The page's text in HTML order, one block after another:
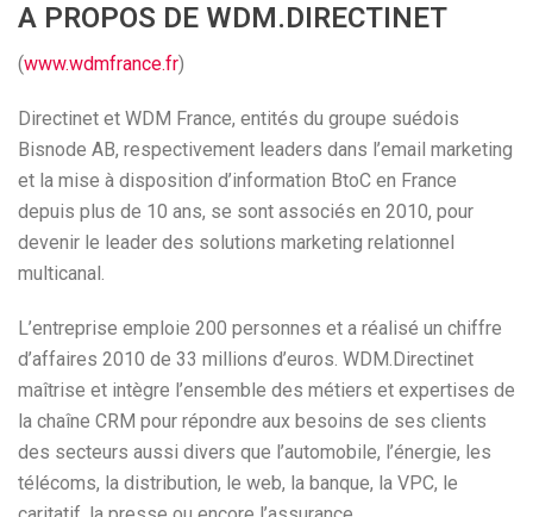
A PROPOS DE WDM.DIRECTINET
(www.wdmfrance.fr)
Directinet et WDM France, entités du groupe suédois
Bisnode AB, respectivement leaders dans l’email marketing
et la mise à disposition d’information BtoC en France
depuis plus de 10 ans, se sont associés en 2010, pour
devenir le leader des solutions marketing relationnel
multicanal.
L’entreprise emploie 200 personnes et a réalisé un chiffre
d’affaires 2010 de 33 millions d’euros. WDM.Directinet
maîtrise et intègre l’ensemble des métiers et expertises de
la chaîne CRM pour répondre aux besoins de ses clients
des secteurs aussi divers que l’automobile, l’énergie, les
télécoms, la distribution, le web, la banque, la VPC, le